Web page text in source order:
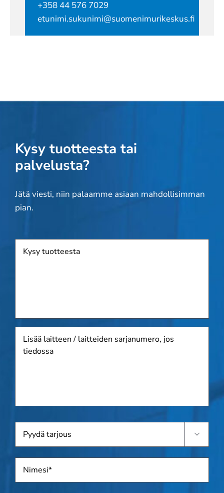
+358 44 576 7029
etunimi.sukunimi@suomenimurikeskus.fi
Kysy tuotteesta tai
palvelusta?
Jätä viesti, niin palaamme asiaan mahdollisimman
pian.
laitteen
tarjous

Nimi *